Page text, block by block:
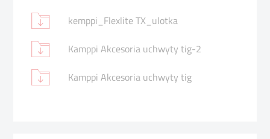
kemppi_Flexlite TX_ulotka
Kamppi Akcesoria uchwyty tig-2
Kamppi Akcesoria uchwyty tig